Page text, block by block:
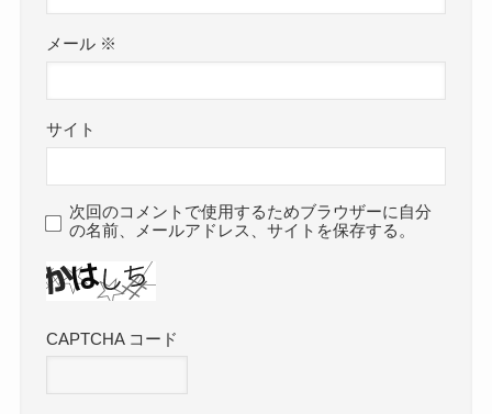
メール ※
サイト
次回のコメントで使用するためブラウザーに自分
の名前、メールアドレス、サイトを保存する。
CAPTCHA コード